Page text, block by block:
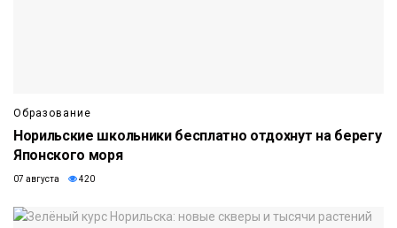
Образование
Норильские школьники бесплатно отдохнут на берегу
Японского моря
07 августа 420